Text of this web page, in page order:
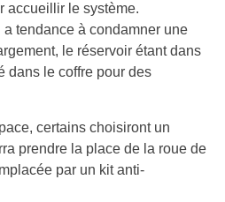
accueillir le système.
tendance à condamner une
le réservoir étant dans
dans le coffre pour des
certains choisiront un
prendre la place de la roue de
par un kit anti-